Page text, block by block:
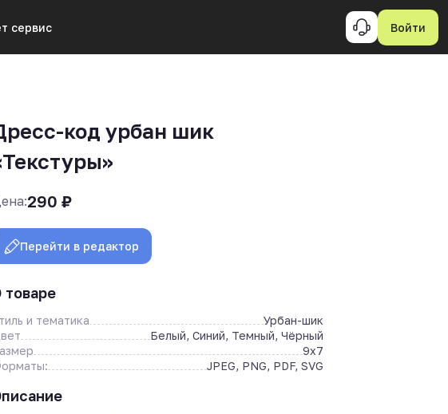
сервис Войти
код урбан шик
290 ₽
Перейти в редактор
товаре
и тематика
Урбан-шик
Белый, Синий, Темный, Чёрный
9x7
JPEG, PNG, PDF, SVG